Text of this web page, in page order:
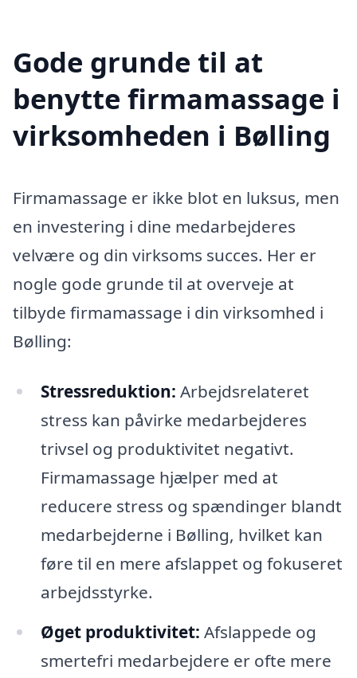
Gode grunde til at
benytte firmamassage i
virksomheden i Bølling
Firmamassage er ikke blot en luksus, men
en investering i dine medarbejderes
velvære og din virksoms succes. Her er
nogle gode grunde til at overveje at
tilbyde firmamassage i din virksomhed i
Bølling:
Stressreduktion: Arbejdsrelateret
stress kan påvirke medarbejderes
trivsel og produktivitet negativt.
Firmamassage hjælper med at
reducere stress og spændinger blandt
medarbejderne i Bølling, hvilket kan
føre til en mere afslappet og fokuseret
arbejdsstyrke.
Øget produktivitet: Afslappede og
smertefri medarbejdere er ofte mere